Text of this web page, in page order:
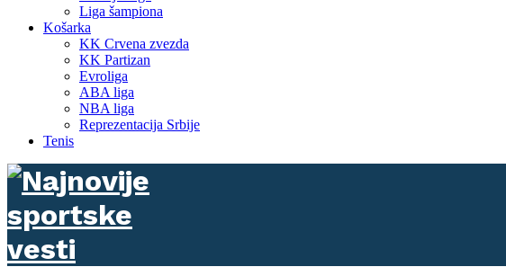
Liga šampiona
Košarka
KK Crvena zvezda
KK Partizan
Evroliga
ABA liga
NBA liga
Reprezentacija Srbije
Tenis